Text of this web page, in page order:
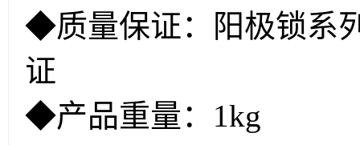
◆质量保证：阳极锁系
证
◆产品重量：1kg